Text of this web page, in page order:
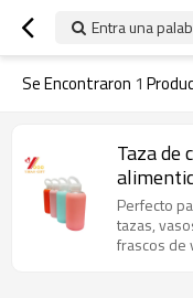
Entra una
Se Encontraron 1
Taza de
Perfecto
tazas,
frascos de